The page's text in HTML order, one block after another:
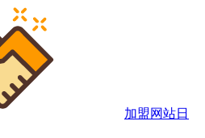
加盟网站日